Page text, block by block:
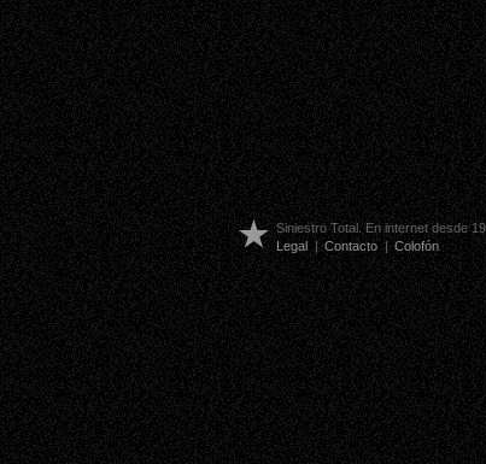
Siniestro Total. En internet desde
Legal | Contacto | Colofón